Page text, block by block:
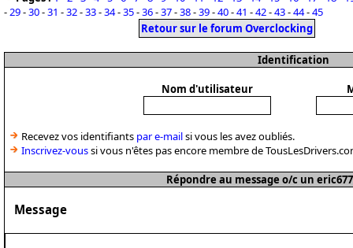
-29-30-31 -32-33-34-35-36-37-38-39-40-41 -42-43-44-45
Retour sur le forum Overclocking
Identification
Nom d'utilisateur
Recevez vos identifiants par e-mailsi vous les avez oubliés.
Inscrivez-voussi vous n'êtes pas encore membre de
Répondre au message o/c un
Message